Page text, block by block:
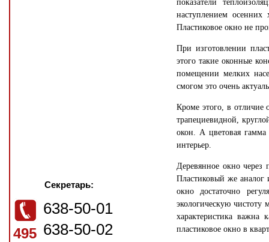
Секретарь:
495
638-50-01
638-50-02
показатели
наступлением осенних
Пластиковое окно не
При изготовлении
этого такие оконные
помещении мелких
смогом это очень
Кроме этого, в отличие
трапециевидной,
окон. А цветовая
интерьер.
Деревянное окно через
Пластиковый же аналог
окно достаточно
экологическую чистоту
характеристика
пластиковое окно в